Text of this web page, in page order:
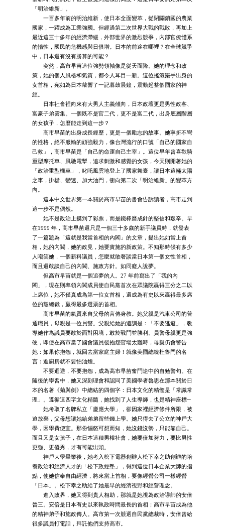
「明治維新」。
一百多年前的明治維新，使日本全面變革，從閉關鎖國的農業
國家，一躍成為工業強國。但經過第二次世界大戰的戰敗，再加上
最近這三十多年的經濟滯緩，外部世界的激烈競爭，內部官僚體系
的惰性，國民的危機感與日俱增。日本的前途在哪裡？在全球競爭
中，日本還有沒有勝算的可能？
突然，高市早苗這位強勢領袖像是從天而降。她的理念和政
策，她的個人風格和氣質，都令人耳目一新。這位搖滾樂手出身的
女首相，宛如為日本敲響了一記暮鼓晨鐘，震動起整個國家的神
經。
日本社會裡向來有大男人主義傾向，日本政壇更是男性政客、
富豪子弟雲集。一個既不是官二代，更不是富二代，出身底層階層
的女孩子，怎麼能走到這一步？
高市早苗的出身成長經歷，更是一個勵志的故事。她寧折不彎
的性格，絕不服輸的頑強毅力，像台灣流行的口號「自己的國家自
己救」，高市早苗是「自己的命運自己主宰」。這位早年曾喜歡騎
重型摩托車、風馳電掣，追求刺激和感覺的女孩，今天則開著她的
「政治重型機車」，叱吒風雲地登上了國家舞臺，讓日本這輛太陽
之車，掛檔、變速、加大油門，衝向第二次「明治維新」的變革方
向。
這本中文世界第一本關於高市早苗的書會告訴讀者，高市走到
這一步不是偶然。
她不是政治上摸到了彩票，而是鐵棒磨成針的堅信和艱辛。早
在1999 年，高市早苗還只是一個三十多歲的新手議員時，就發表
了一篇題為「這就是我當首相的內閣」的文章，提出她如當上首
相，她的內閣，她的政見，她要實施的新政策。不知那時候有多少
人嘲笑她，一個新科議員，怎麼就敢奢談當日本第一個女性首相，
而且還敢談自己的內閣、施政方針。如同癡人說夢。
但高市早苗就是一個追夢的人。27 年前寫出了「我的內
閣」，現在則率領內閣成員使自民黨首次在眾議院贏得三分之二以
上席位，她不僅真成為第一位女首相，還成為有史以來贏得最多席
位的黨總裁，贏得最多選票的首相。
高市早苗的氣質來自父母的言傳身教。她父親是汽車公司的普
通職員，母親是一位員警。父親給她的遺訓是：「不要逃避」，教
導她作為議員要敢於面對困境，敢於戰鬥並勝利。員警母親更是強
硬，即使在高市當了國會議員後抱怨官場太難時，母親仍會警告
她：如果你抱怨，就回去當家庭主婦！就像美國總統杜魯門的名
言：進廚房就不要怕油煙。
不要迴避，不要抱怨，成為高市早苗奮鬥途中的自勉警句。在
隨後的學習中，她又深刻理會和認同了美國學者魯思在那本關於日
本的名著《菊與劍》中總結的四個字：日本文化的精髓是「常識常
理」。遵循這四字文化精髓，她找到了人生導師，也是精神座標─
她考取了名牌私立「慶應大學」，卻因家裡經濟條件所限，被
迫放棄，父母想讓她給弟弟留些錢上學。她只得去了公立的神戶大
學，因學費便宜。那份惱怒可想而知，她沒錢沒勢，只能靠自己。
而且又是女孩子，在日本這種男權社會，她要倍加努力，要比男性
更強、更優秀，才有可能出頭。
神戶大學畢業後，她考入松下電器創辦人松下幸之助創辦的培
養政治和經濟人才的「松下政經塾」，得到這位日本企業大師的指
點，使她信奉自由經濟，將來當上首相，要像經營公司一樣經營
「日本」。松下幸之助給了她最早的經濟視野和經營理念。
進入政界，她又得到貴人相助，那就是她視為政治導師的安倍
晉三。安倍是日本有史以來執政時間最長的首相；高市早苗成為他
的精神弟子和施政傳人。高市第一次競選自民黨總裁時，安倍曾給
很多議員打電話，拜託他們支持高市。